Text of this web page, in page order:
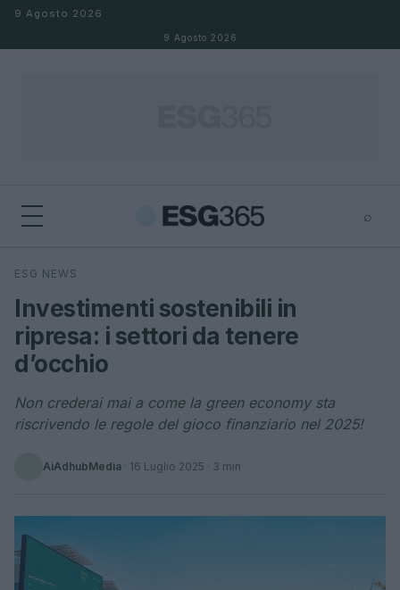
Salta al contenuto
9 Agosto 2026
9 Agosto 2026
⌕
Cerca
ESG NEWS
Investimenti sostenibili in
ripresa: i settori da tenere
d’occhio
Non crederai mai a come la green economy sta
riscrivendo le regole del gioco finanziario nel 2025!
AiAdhubMedia · 16 Luglio 2025 · 3 min